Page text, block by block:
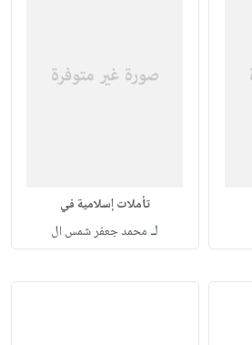
تأملات إسلامية في
لـ محمد جعفر شمس ال